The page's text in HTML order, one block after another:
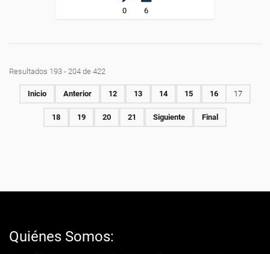
0 6
Resultados 193 - 204 de 422
Inicio Anterior 12 13 14 15 16 17
18 19 20 21 Siguiente Final
Quiénes Somos: